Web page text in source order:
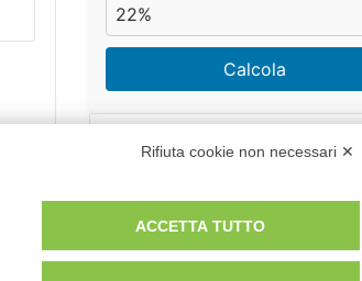
Calcola
Scorporo IVA
Importo lordo (€):
Rifiuta cookie non necessari ✕
ACCETTA TUTTO